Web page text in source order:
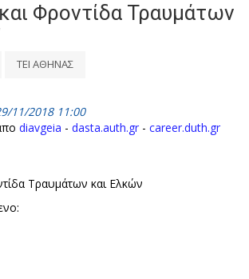
Φροντίδα Τραυμάτων
ΤΕΙ ΑΘΗΝΑΣ
11/2018 11:00
diavgeia - dasta.auth.gr - career.duth.gr
Τραυμάτων και Ελκών